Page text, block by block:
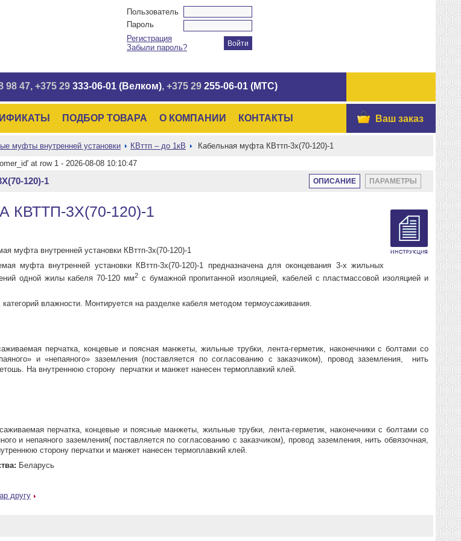
Пользователь
Пароль
Регистрация
Забыли пароль?
98 47, +375 29 333-06-01 (Велком), +375 29 255-06-01 (МТС)
Ваш заказ
ПОДБОР ТОВАРА О КОМПАНИИ КОНТАКТЫ
муфты внутренней установки КВттп – до 1кВ
Кабельная муфта КВттп-3х(70-120)-1
at row 1 - 2026-08-08 10:10:47
120)-1 ОПИСАНИЕ ПАРАМЕТРЫ
3Х(70-120)-1
муфта внутренней установки КВттп-3х(70-120)-1
муфта внутренней установки КВттп-3х(70-120)-1 предназначена для оконцевания 3-х жильных
одной жилы кабеля 70-120 мм2 с бумажной пропитанной изоляцией, кабелей с пластмассовой изоляцией и
влажности. Монтируется на разделке кабеля методом термоусаживания.
перчатка, концевые и поясная манжеты, жильные трубки, лента-герметик, наконечники с болтами со
и «непаяного» заземления (поставляется по согласованию с заказчиком), провод заземления, нить
На внутреннюю сторону перчатки и манжет нанесен термоплавкий клей.
перчатка, концевые и поясные манжеты, жильные трубки, лента-герметик, наконечники с болтами со
и непаяного заземления( поставляется по согласованию с заказчиком), провод заземления, нить обвязочная,
сторону перчатки и манжет нанесен термоплавкий клей.
Беларусь
другу